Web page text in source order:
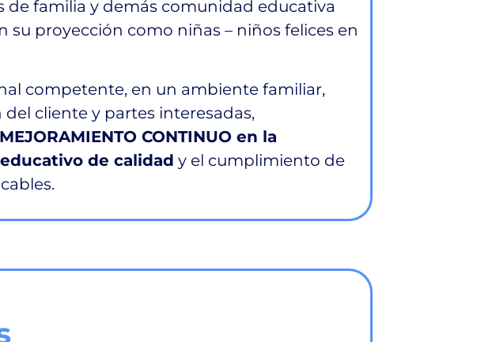
de familia y demás comunidad educativa
su proyección como niñas – niños felices en
competente, en un ambiente familiar,
cliente y partes interesadas,
CONTINUO en la
de calidad y el cumplimiento de